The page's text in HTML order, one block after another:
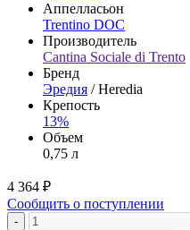
Аппелласьон
Trentino DOC
Производитель
Cantina Sociale di Trento
Бренд
Эредия / Heredia
Крепость
13%
Объем
0,75 л
4 364 ₽
Сообщить о поступлении
-